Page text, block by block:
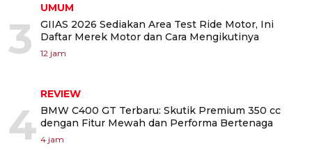
3
UMUM
GIIAS 2026 Sediakan Area Test Ride Motor, Ini
Daftar Merek Motor dan Cara Mengikutinya
12 jam
4
REVIEW
BMW C400 GT Terbaru: Skutik Premium 350 cc
dengan Fitur Mewah dan Performa Bertenaga
4 jam